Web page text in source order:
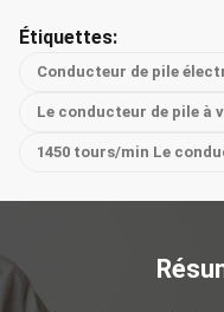
Étiquettes:
Conducteur de pile
Le conducteur de pile à
1450 tours/min Le